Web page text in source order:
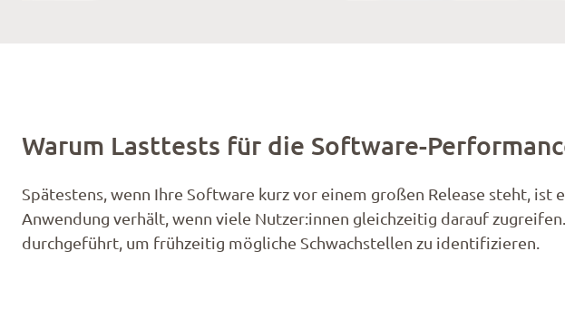
Warum Lasttests für die Software-
Spätestens, wenn Ihre Software kurz vor einem großen Release steht,
Anwendung verhält, wenn viele Nutzer:innen gleichzeitig darauf
durchgeführt, um frühzeitig mögliche Schwachstellen zu identifizieren.​